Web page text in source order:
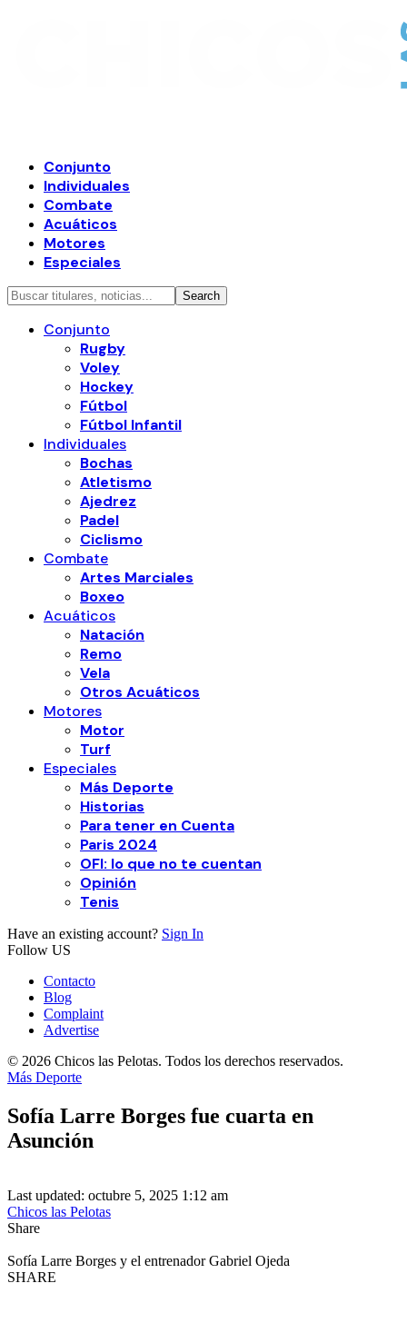
Conjunto
Individuales
Combate
Acuáticos
Motores
Especiales
Conjunto
Rugby
Voley
Hockey
Fútbol
Fútbol Infantil
Individuales
Bochas
Atletismo
Ajedrez
Padel
Ciclismo
Combate
Artes Marciales
Boxeo
Acuáticos
Natación
Remo
Vela
Otros Acuáticos
Motores
Motor
Turf
Especiales
Más Deporte
Historias
Para tener en Cuenta
Paris 2024
OFI: lo que no te cuentan
Opinión
Tenis
Have an existing account? Sign In
Follow US
Contacto
Blog
Complaint
Advertise
© 2026 Chicos las Pelotas. Todos los derechos reservados.
Más Deporte
Sofía Larre Borges fue cuarta en
Asunción
Last updated: octubre 5, 2025 1:12 am
Chicos las Pelotas
Share
Sofía Larre Borges y el entrenador Gabriel Ojeda
SHARE